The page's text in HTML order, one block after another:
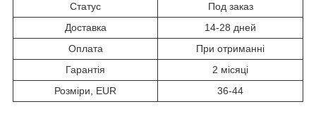
Статус
Под заказ
Доставка
14-28 дней
Оплата
При отриманні
Гарантія
2 місяці
Розміри, EUR
36-44